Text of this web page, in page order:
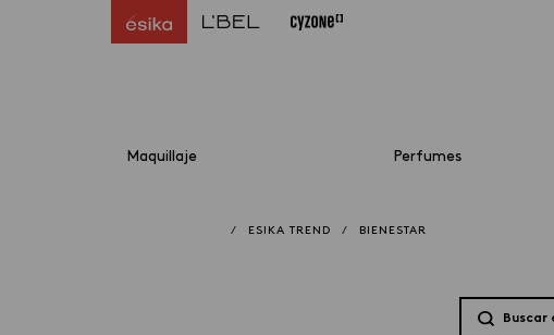
Maquillaje Perfumes
/ ESIKA TREND / BIENESTAR